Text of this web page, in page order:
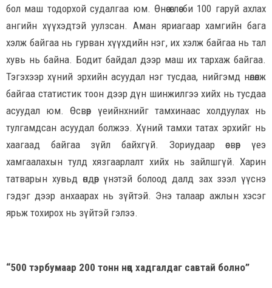
бол маш тодорхой судалгаа юм. Өнөө өглөө би 100 гаруй ахлах
ангийн хүүхэдтэй уулзсан. Аман яриагаар хамгийн бага
хэлж байгаа нь гурван хүүхдийн нэг, их хэлж байгаа нь тал
хувь нь байна. Бодит байдал дээр маш их тархаж байгаа.
Тэгэхээр хүний эрхийн асуудал нэг тусдаа, нийгэмд нөлөөлж
байгаа статистик тоон дээр дүн шинжилгээ хийх нь тусдаа
асуудал юм. Өсвөр үеийнхнийг тамхинаас холдуулах нь
тулгамдсан асуудал болжээ. Хүний тамхи татах эрхийг нь
хаагаад байгаа зүйл байхгүй. Зориудаар өсвөр үеэ
хамгаалахын тулд хязгаарлалт хийх нь зайлшгүй. Харин
татварын хувьд өндөр үнэтэй болоод далд зах зээл үүснэ
гэдэг дээр анхаарах нь зүйтэй. Энэ талаар ажлын хэсэг
ярьж тохирох нь зүйтэй гэлээ.
“500 тэрбумаар 200 тонн нөөц хадгалдаг савтай болно”